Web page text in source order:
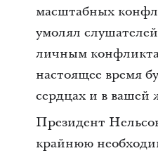
масштабных
умолял
личным
настоящее время
сердцах и в вашей
Президент
крайнюю